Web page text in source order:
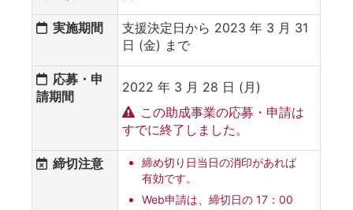
実施期間
支援決定日から 2023 年 3 月 31
日 (金) まで
応募・申
請期間
2022 年 3 月 28 日 (月)
この助成事業の応募・申請は
すでに終了しました。
締切注意
締め切り日当日の消印があれば
有効です。
Web申請は、締切日の 17：00